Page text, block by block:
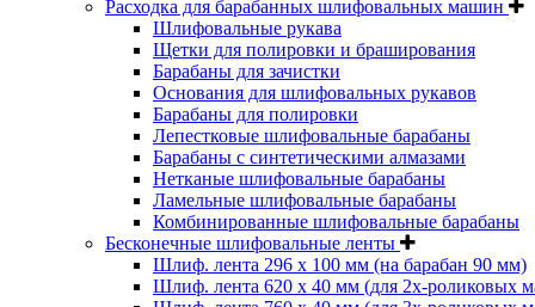
Расходка для барабанных шлифовальных машин
Шлифовальные рукава
Щетки для полировки и браширования
Барабаны для зачистки
Основания для шлифовальных рукавов
Барабаны для полировки
Лепестковые шлифовальные барабаны
Барабаны с синтетическими алмазами
Нетканые шлифовальные барабаны
Ламельные шлифовальные барабаны
Комбинированные шлифовальные барабаны
Бесконечные шлифовальные ленты
Шлиф. лента 296 х 100 мм (на барабан 90 мм)
Шлиф. лента 620 х 40 мм (для 2х-роликовых